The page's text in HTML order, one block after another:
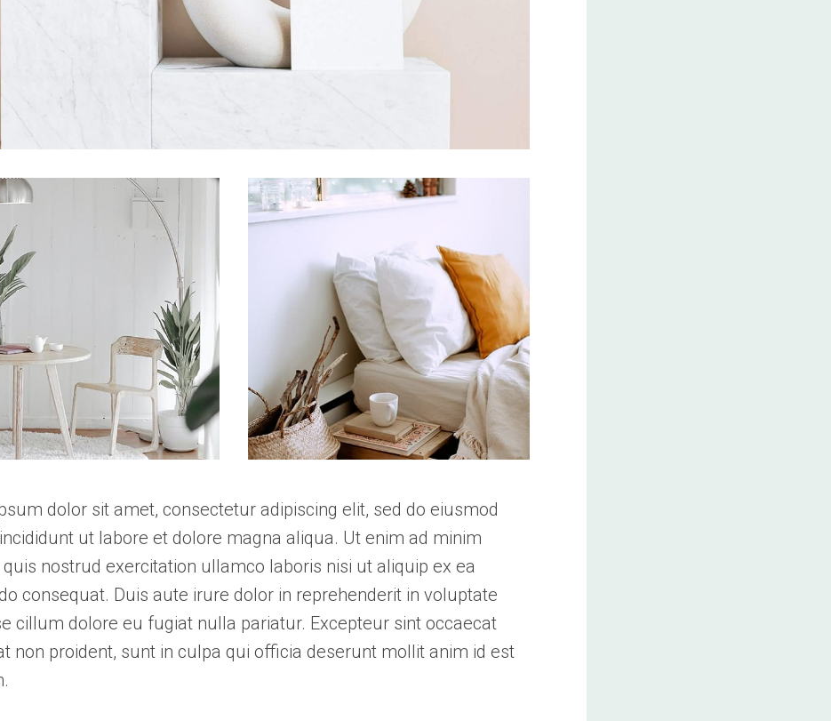
dolor sit amet, consectetur adipiscing elit, sed do eiusmod
ut labore et dolore magna aliqua. Ut enim ad minim
nostrud exercitation ullamco laboris nisi ut aliquip ex ea
consequat. Duis aute irure dolor in reprehenderit in voluptate
cillum dolore eu fugiat nulla pariatur. Excepteur sint occaecat
non proident, sunt in culpa qui officia deserunt mollit anim id est